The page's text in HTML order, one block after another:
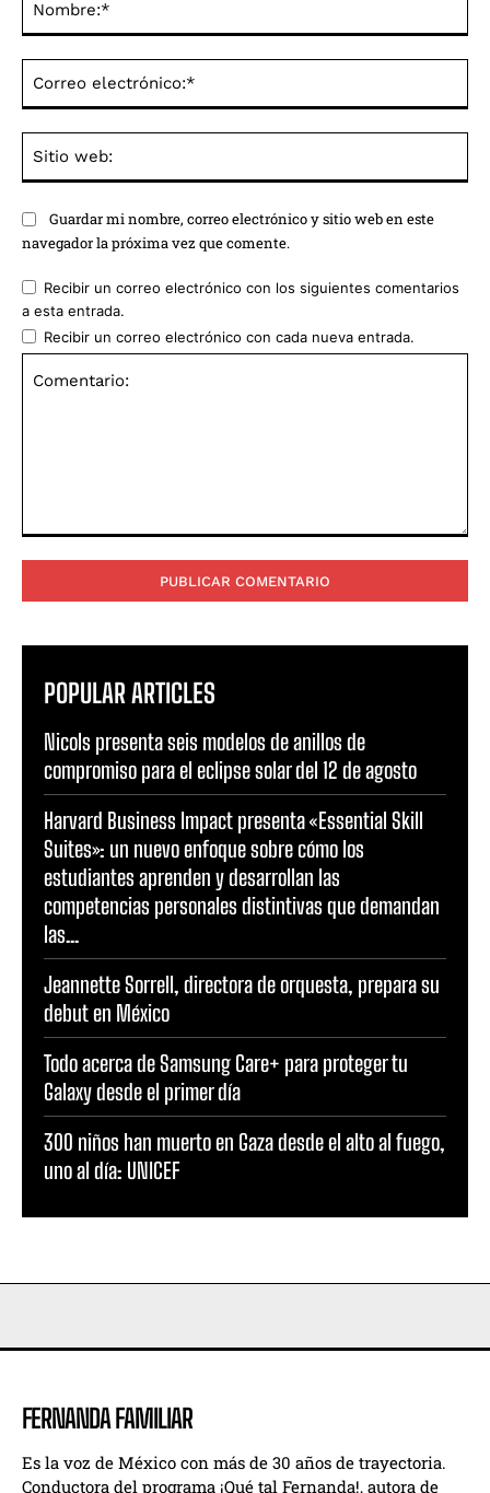
Guardar mi nombre, correo electrónico y sitio web en este
navegador la próxima vez que comente.
Recibir un correo electrónico con los siguientes comentarios
a esta entrada.
Recibir un correo electrónico con cada nueva entrada.
POPULAR ARTICLES
Nicols presenta seis modelos de anillos de
compromiso para el eclipse solar del 12 de agosto
Harvard Business Impact presenta «Essential Skill
Suites»: un nuevo enfoque sobre cómo los
estudiantes aprenden y desarrollan las
competencias personales distintivas que demandan
las...
Jeannette Sorrell, directora de orquesta, prepara su
debut en México
Todo acerca de Samsung Care+ para proteger tu
Galaxy desde el primer día
300 niños han muerto en Gaza desde el alto al fuego,
uno al día: UNICEF
FERNANDA FAMILIAR
Es la voz de México con más de 30 años de trayectoria.
Conductora del programa ¡Qué tal Fernanda!, autora de